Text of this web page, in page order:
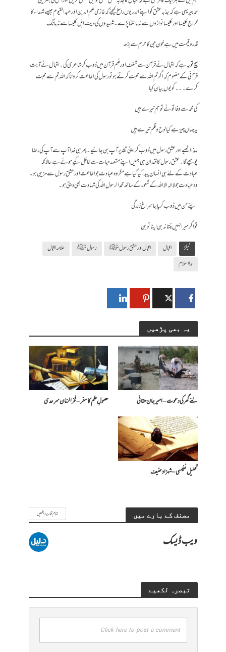
تدبیر یہی ہے کہ جذبہ عشق کو اپنے اندر یوں راسخ کیجئے کہ غازی علم الدین اور عبدالقیوم جیسے شہداء کا
خراج کلیسا اور کلیسا نوازوں سے نہ مانگنا پڑے۔شہیدوں کی دیت اہل کلیسا سے نہ مانگ
قدر وقیمت میں ہے خون جن کا حرم سے بڑھ
سچ تو یہ ہے کہ اقبال نے قرآن سے شغف اور فہم قرآن میں ڈوب کر شاعری کی۔اقبال نے آیت
قرآنی کے مفہوم کہ اگر تم اللہ سے محبت کرتے ہو تو رسول کی اطاعت کرو تا کہ اللہ تم سے محبت
کرے۔۔۔کو یوں بیان کیا
کی محمد سے وفا تو نے تو ہم تیرے ہیں
یہ جہاں چیز ہے کیا لوح وقلم تیرے ہیں
لہذا اٹھیے اور عشق رسول میں ڈوب کر اپنی تقدیر آپ بن جائیے۔پھر ہی خدا آپ سے آپ کی رضا
پوچھے گا۔عشق رسول کا فقدان ہی ہمیں اپنے مقصد حیات سے غافل کیے ہوئے ہے حالانکہ
عبادت کے لئے ہی انسان پیدا کیا گیا ہے مگر وہ عبادت جو اطاعت اور عشق رسول سے مزین ہو۔
وہ عبادت جو لا الہ الا اللہ کے شعور کے ساتھ محمد الرسول اللہ کی شہادت بھی دیتی ہو۔
اپنے من میں ڈوب کر پا جا سراغ زندگی
تو اگر میرا نہیں بنتا نہ بن اپنا تو بن
ٹیگز اقبال اقبال اور عشق رسول ﷺ ‎‎ رسول ﷺ
علامہ اقبال
ندا اسلام
یہ بھی پڑھیں
نئے گھر کی دعوت – امیرجان حقانی حصولِ علم کا سفر – فخرالزمان سرحدی
تحلیل نفیسی – شہزاد حنیف
مصنف کے بارے میں تمام تحاریر دیکھیں
ویب ڈیسک
تبصرہ لکھیے
Click here to post a comment